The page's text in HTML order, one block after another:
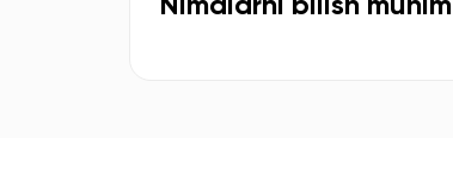
Nimalarni bilish muhim